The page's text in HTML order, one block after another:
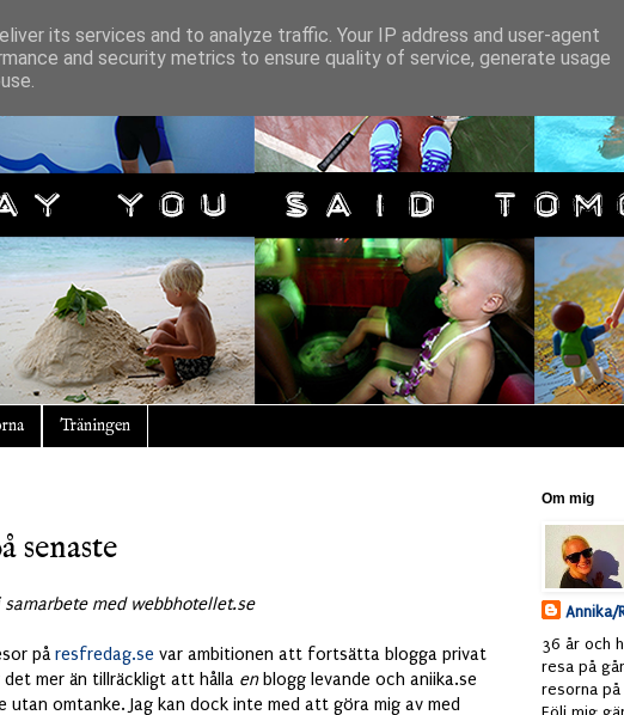
Träningen
senaste
samarbete med webbhotellet.se
påresfredag.se var ambitionen att fortsätta blogga privat
mer än tillräckligt att hålla enblogg levande och aniika.se
omtanke. Jag kan dock inte med att göra mig av med
Om mig
Annika/
36 år och
resa på
resorna
its services and to analyze traffic. Your IP address and user-agent
and security metrics to ensure quality of service, generate usage